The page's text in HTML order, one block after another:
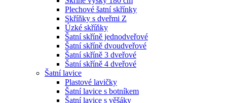
Plechové šatní skřínky
Skříňky s dveřmi Z
Úzké skříňky
Šatní skříně jednodveřové
Šatní skříně dvoudveřové
Šatní skříně 3 dveřové
Šatní skříně 4 dveřové
Šatní lavice
Plastové lavičky
Šatní lavice s botníkem
Šatní lavice s věšáky